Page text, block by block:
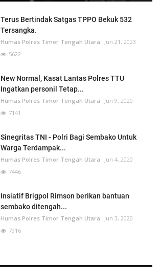
Terus Bertindak Satgas TPPO Bekuk 532
Tersangka.
Humas Polres Timor Tengah Utara
Jun 21, 2023
5622
New Normal, Kasat Lantas Polres TTU
Ingatkan personil Tetap...
Humas Polres Timor Tengah Utara
Jun 9, 2020
7141
Sinegritas TNI - Polri Bagi Sembako Untuk
Warga Terdampak...
Humas Polres Timor Tengah Utara
Jun 4, 2020
7446
Insiatif Brigpol Rimson berikan bantuan
sembako ditengah...
Humas Polres Timor Tengah Utara
Jun 3, 2020
7916